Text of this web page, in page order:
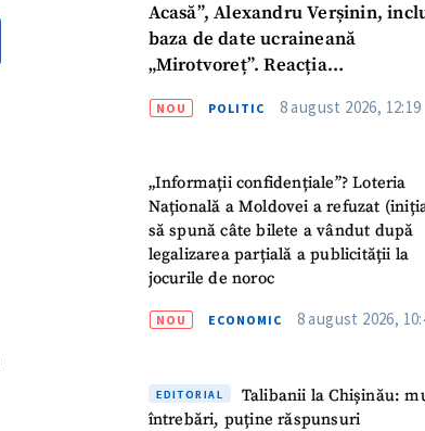
Acasă”, Alexandru Verșinin,
baza de date ucraineană
„Mirotvoreț”. Reacția
NOU POLITIC 8 august 2026, 12:19
„Informații confidențiale”? Loteria
Națională a Moldovei a refuzat
să spună câte bilete a vândut după
legalizarea parțială a publicității la
jocurile de noroc
NOU ECONOMIC 8 august 2026,
EDITORIAL
Talibanii la Chișinău:
întrebări, puține răspunsuri
TRIMITE ȘTIREA